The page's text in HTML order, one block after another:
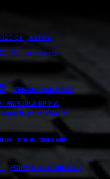
GP ASTON
F1 F1 ANALIZ
FERNANDO ALONSO
MEKSIKA GP FIA
F1 F1 ANALIZ
FIA KURALLARI
FORMULA 1 HABERLERI